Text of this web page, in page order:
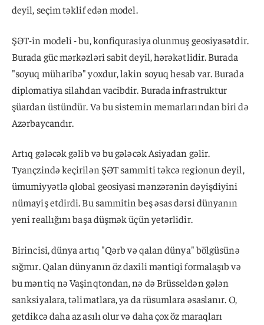
deyil, seçim təklif edən model.
ŞƏT-in modeli - bu, konfiqurasiya olunmuş geosiyasətdir.
Burada güc mərkəzləri sabit deyil, hərəkətlidir. Burada
"soyuq müharibə" yoxdur, lakin soyuq hesab var. Burada
diplomatiya silahdan vacibdir. Burada infrastruktur
şüardan üstündür. Və bu sistemin memarlarından biri də
Azərbaycandır.
Artıq gələcək gəlib və bu gələcək Asiyadan gəlir.
Tyançzində keçirilən ŞƏT sammiti təkcə regionun deyil,
ümumiyyətlə qlobal geosiyasi mənzərənin dəyişdiyini
nümayiş etdirdi. Bu sammitin beş əsas dərsi dünyanın
yeni reallığını başa düşmək üçün yetərlidir.
Birincisi, dünya artıq "Qərb və qalan dünya" bölgüsünə
sığmır. Qalan dünyanın öz daxili məntiqi formalaşıb və
bu məntiq nə Vaşinqtondan, nə də Brüsseldən gələn
sanksiyalara, təlimatlara, ya da rüsumlara əsaslanır. O,
getdikcə daha az asılı olur və daha çox öz maraqları